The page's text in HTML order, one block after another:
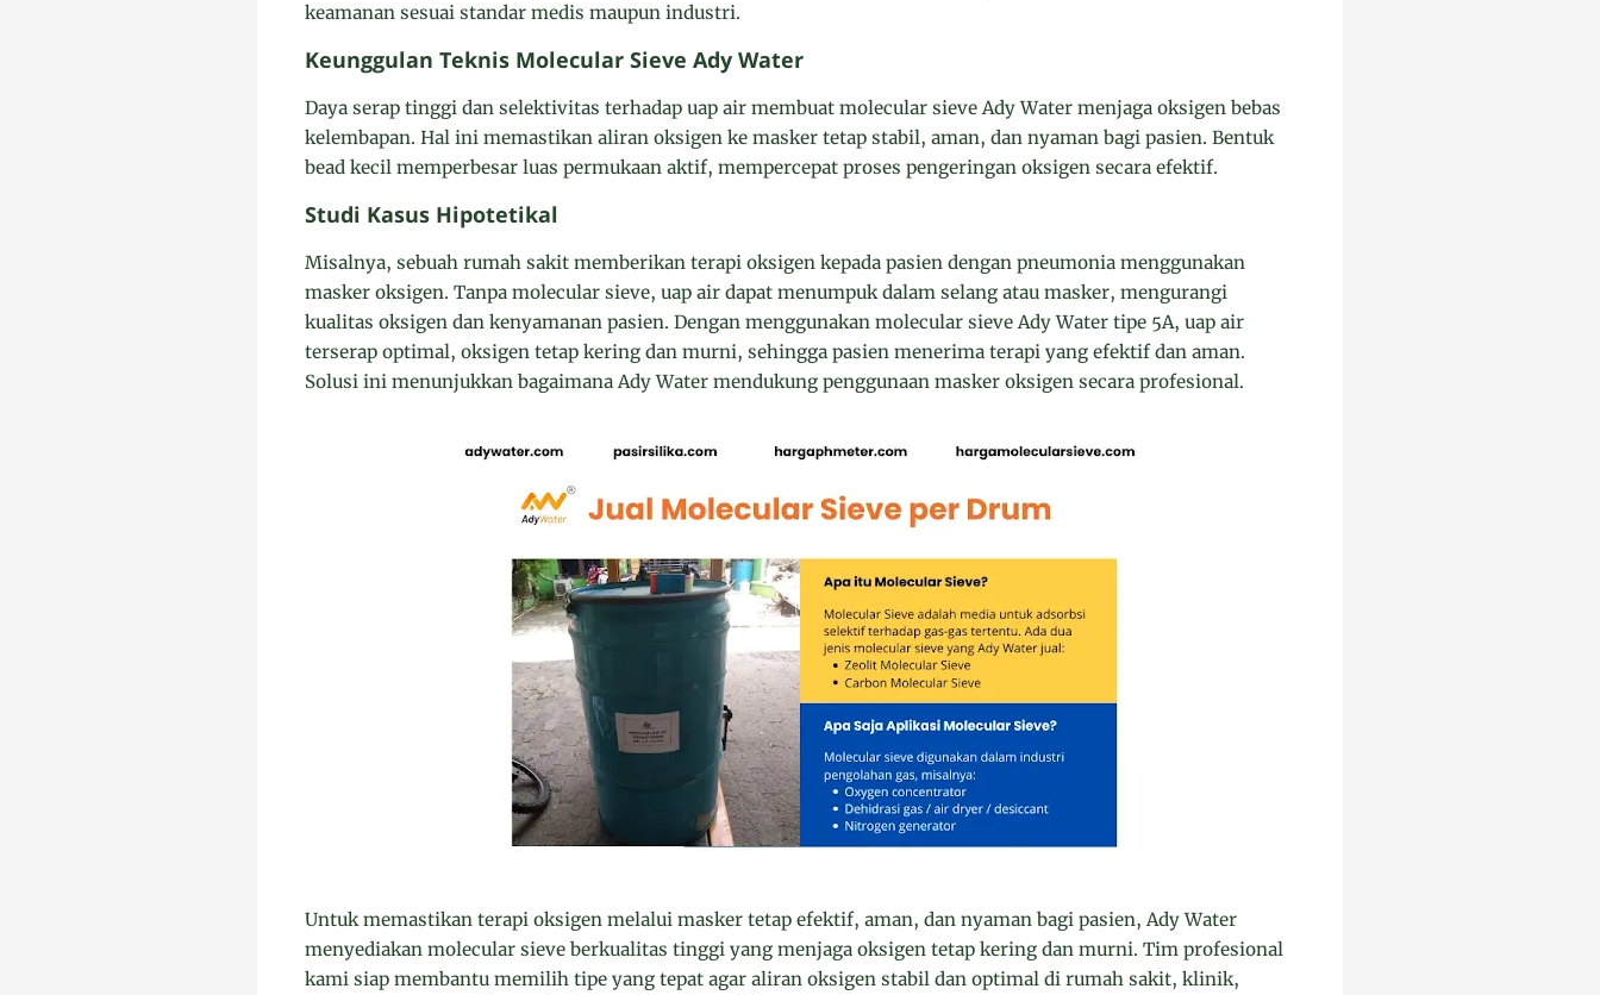
keamanan sesuai standar medis maupun industri.
Keunggulan Teknis Molecular Sieve Ady Water
Daya serap tinggi dan selektivitas terhadap uap air membuat molecular sieve Ady Water menjaga oksigen bebas
kelembapan. Hal ini memastikan aliran oksigen ke masker tetap stabil, aman, dan nyaman bagi pasien. Bentuk
bead kecil memperbesar luas permukaan aktif, mempercepat proses pengeringan oksigen secara efektif.
Studi Kasus Hipotetikal
Misalnya, sebuah rumah sakit memberikan terapi oksigen kepada pasien dengan pneumonia menggunakan
masker oksigen. Tanpa molecular sieve, uap air dapat menumpuk dalam selang atau masker, mengurangi
kualitas oksigen dan kenyamanan pasien. Dengan menggunakan molecular sieve Ady Water tipe 5A, uap air
terserap optimal, oksigen tetap kering dan murni, sehingga pasien menerima terapi yang efektif dan aman.
Solusi ini menunjukkan bagaimana Ady Water mendukung penggunaan masker oksigen secara profesional.
Untuk memastikan terapi oksigen melalui masker tetap efektif, aman, dan nyaman bagi pasien, Ady Water
menyediakan molecular sieve berkualitas tinggi yang menjaga oksigen tetap kering dan murni. Tim profesional
kami siap membantu memilih tipe yang tepat agar aliran oksigen stabil dan optimal di rumah sakit, klinik,